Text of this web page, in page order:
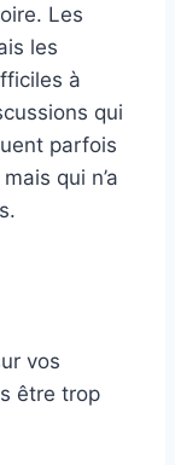
Les
les
à
qui
parfois
qui n’a
vos
être trop